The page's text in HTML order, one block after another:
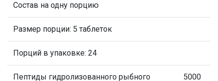
Состав на одну порцию
Размер порции: 5 таблеток
Порций в упаковке: 24
Пептиды гидролизованного рыбного
5000